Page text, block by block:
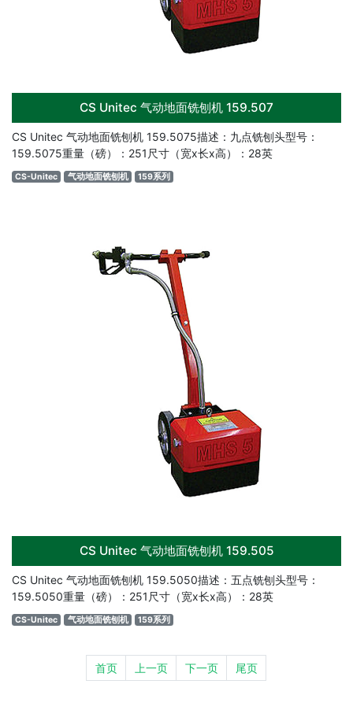
CS Unitec 气动地面铣刨机 159.507
CS Unitec 气动地面铣刨机 159.5075描述：九点铣刨头型号：
159.5075重量（磅）：251尺寸（宽x长x高）：28英
CS-Unitec 气动地面铣刨机 159系列
CS Unitec 气动地面铣刨机 159.505
CS Unitec 气动地面铣刨机 159.5050描述：五点铣刨头型号：
159.5050重量（磅）：251尺寸（宽x长x高）：28英
CS-Unitec 气动地面铣刨机 159系列
首页 上一页 下一页 尾页